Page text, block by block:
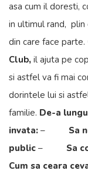
asa cum il doresti,
in ultimul rand, plin
din care face parte.
Club, il ajuta pe
si astfel va fi mai
dorintele lui si
familie. De-a
invata: – Sa
public – Sa
Cum sa ceara